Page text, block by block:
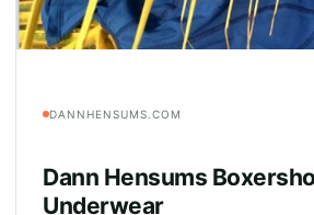
DANNHENSUMS.COM
Dann Hensums
Underwear